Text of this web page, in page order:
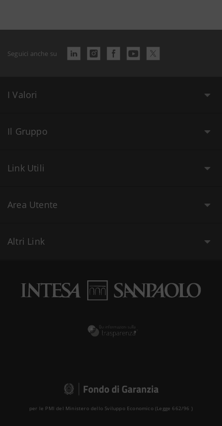
Seguici anche su
I Valori
Il Gruppo
Link Utili
Area Utente
Altri Link
per le PMI del Ministero dello Sviluppo Economico (Legge 662/96 )